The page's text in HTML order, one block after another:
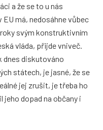
a že se to u nás
má, nedosáhne vůbec
svým konstruktivním
vláda, přijde vniveč.
dnes diskutováno
státech, je jasné, že se
jej zrušit, je třeba ho
jeho dopad na občany i